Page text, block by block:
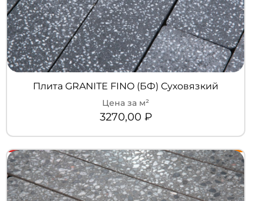
Плита GRANITE FINO (БФ) Суховязкий
3270,00 ₽